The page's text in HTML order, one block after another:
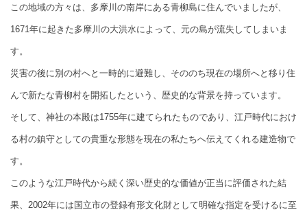
この地域の方々は、多摩川の南岸にある青柳島に住んでいましたが、
1671年に起きた多摩川の大洪水によって、元の島が流失してしまいま
す。
災害の後に別の村へと一時的に避難し、そののち現在の場所へと移り住
んで新たな青柳村を開拓したという、歴史的な背景を持っています。
そして、神社の本殿は1755年に建てられたものであり、江戸時代におけ
る村の鎮守としての貴重な形態を現在の私たちへ伝えてくれる建造物で
す。
このような江戸時代から続く深い歴史的な価値が正当に評価された結
果、2002年には国立市の登録有形文化財として明確な指定を受けるに至